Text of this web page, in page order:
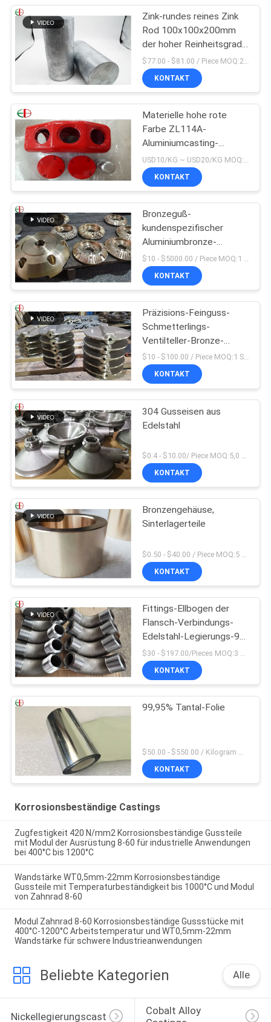
Zink-rundes reines Zink
Rod 100x100x200mm
der hoher Reinheitsgrad-
Zink-Stangen-99%
$77.00 - $81.00 / Piece MOQ:2 Sitze
KONTAKT
Materielle hohe rote
Farbe ZL114A-
Aluminiumcasting-
Legierungen Alu
Präzisions-EB9147
KONTAKT
Bronzeguß-
kundenspezifischer
Aluminiumbronze-
Ventilkörper C95200
C95210
KONTAKT
Präzisions-Feinguss-
Schmetterlings-
Ventilteller-Bronze-
Messing 009 ASTM B61
B62
$10 - $100.00 / Piece MOQ:1 Stücke
KONTAKT
304 Gusseisen aus
Edelstahl
$0.4 - $10.00/ Piece MOQ:5,0 Kilogramm
KONTAKT
Bronzengehäuse,
Sinterlagerteile
$0.50 - $40.00 / Piece MOQ:5 Stücke
KONTAKT
Fittings-Ellbogen der
Flansch-Verbindungs-
Edelstahl-Legierungs-90
des Grad-1,4418
KONTAKT
99,95% Tantal-Folie
KONTAKT
Korrosionsbeständige Castings
Zugfestigkeit 420 N/mm2 Korrosionsbeständige Gussteile
mit Modul der Ausrüstung 8-60 für industrielle Anwendungen
bei 400°C bis 1200°C
Wandstärke WT0,5mm-22mm Korrosionsbeständige
Gussteile mit Temperaturbeständigkeit bis 1000°C und Modul
von Zahnrad 8-60
Modul Zahnrad 8-60 Korrosionsbeständige Gussstücke mit
400°C-1200°C Arbeitstemperatur und WT0,5mm-22mm
Wandstärke für schwere Industrieanwendungen
Beliebte Kategorien Alle
Nickellegierungscasting
Cobalt Alloy